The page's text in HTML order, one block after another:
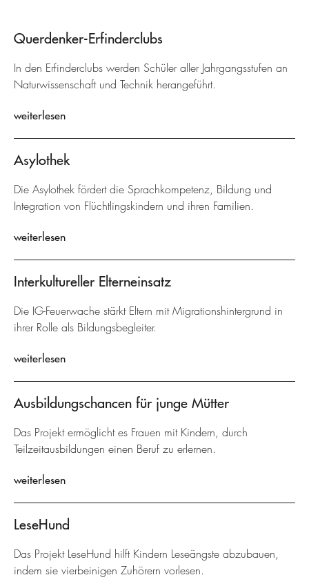
Querdenker-Erfinderclubs
In den Erfinderclubs werden Schüler aller Jahrgangsstufen an
Naturwissenschaft und Technik herangeführt.
weiterlesen
Asylothek
Die Asylothek fördert die Sprachkompetenz, Bildung und
Integration von Flüchtlingskindern und ihren Familien.
weiterlesen
Interkultureller Elterneinsatz
Die IG-Feuerwache stärkt Eltern mit Migrationshintergrund in
ihrer Rolle als Bildungsbegleiter.
weiterlesen
Ausbildungschancen für junge Mütter
Das Projekt ermöglicht es Frauen mit Kindern, durch
Teilzeitausbildungen einen Beruf zu erlernen.
weiterlesen
LeseHund
Das Projekt LeseHund hilft Kindern Leseängste abzubauen,
indem sie vierbeinigen Zuhörern vorlesen.